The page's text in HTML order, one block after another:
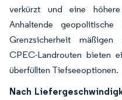
verkürzt und eine höhere
Anhaltende
Grenzsicherheit
CPEC-Landrouten bieten
überfüllten Tiefseeoptionen.
Nach